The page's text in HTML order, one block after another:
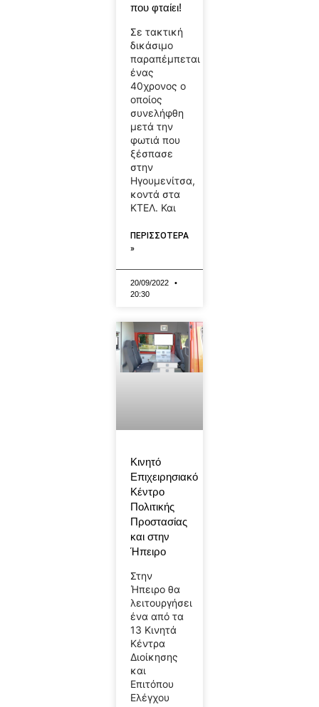
που φταίει!
Σε τακτική
δικάσιμο
παραπέμπεται
ένας
40χρονος ο
οποίος
συνελήφθη
μετά την
φωτιά που
ξέσπασε
στην
Ηγουμενίτσα,
κοντά στα
ΚΤΕΛ. Και
ΠΕΡΙΣΣΟΤΕΡΑ
»
20/09/2022
20:30
Κινητό
Επιχειρησιακό
Κέντρο
Πολιτικής
Προστασίας
και στην
Ήπειρο
Στην
Ήπειρο θα
λειτουργήσει
ένα από τα
13 Κινητά
Κέντρα
Διοίκησης
και
Επιτόπου
Ελέγχου